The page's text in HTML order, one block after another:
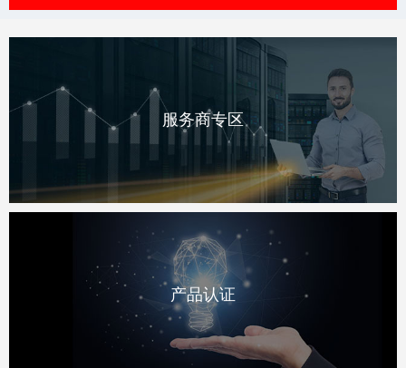
服务商专区
产品认证